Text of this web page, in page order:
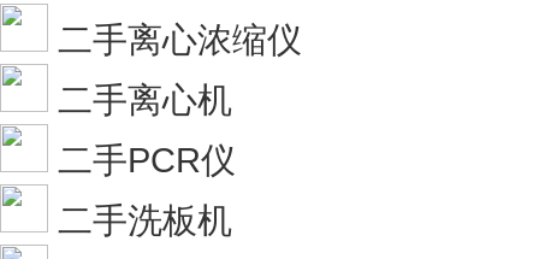
二手离心浓缩仪
二手离心机
二手PCR仪
二手洗板机